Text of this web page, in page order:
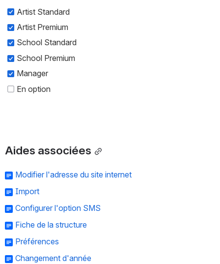
Artist Standard
Artist Premium
School Standard
School Premium
Manager
En option
Aides associées
Modifier l'adresse du site internet
Import
Configurer l'option SMS
Fiche de la structure
Préférences
Changement d'année